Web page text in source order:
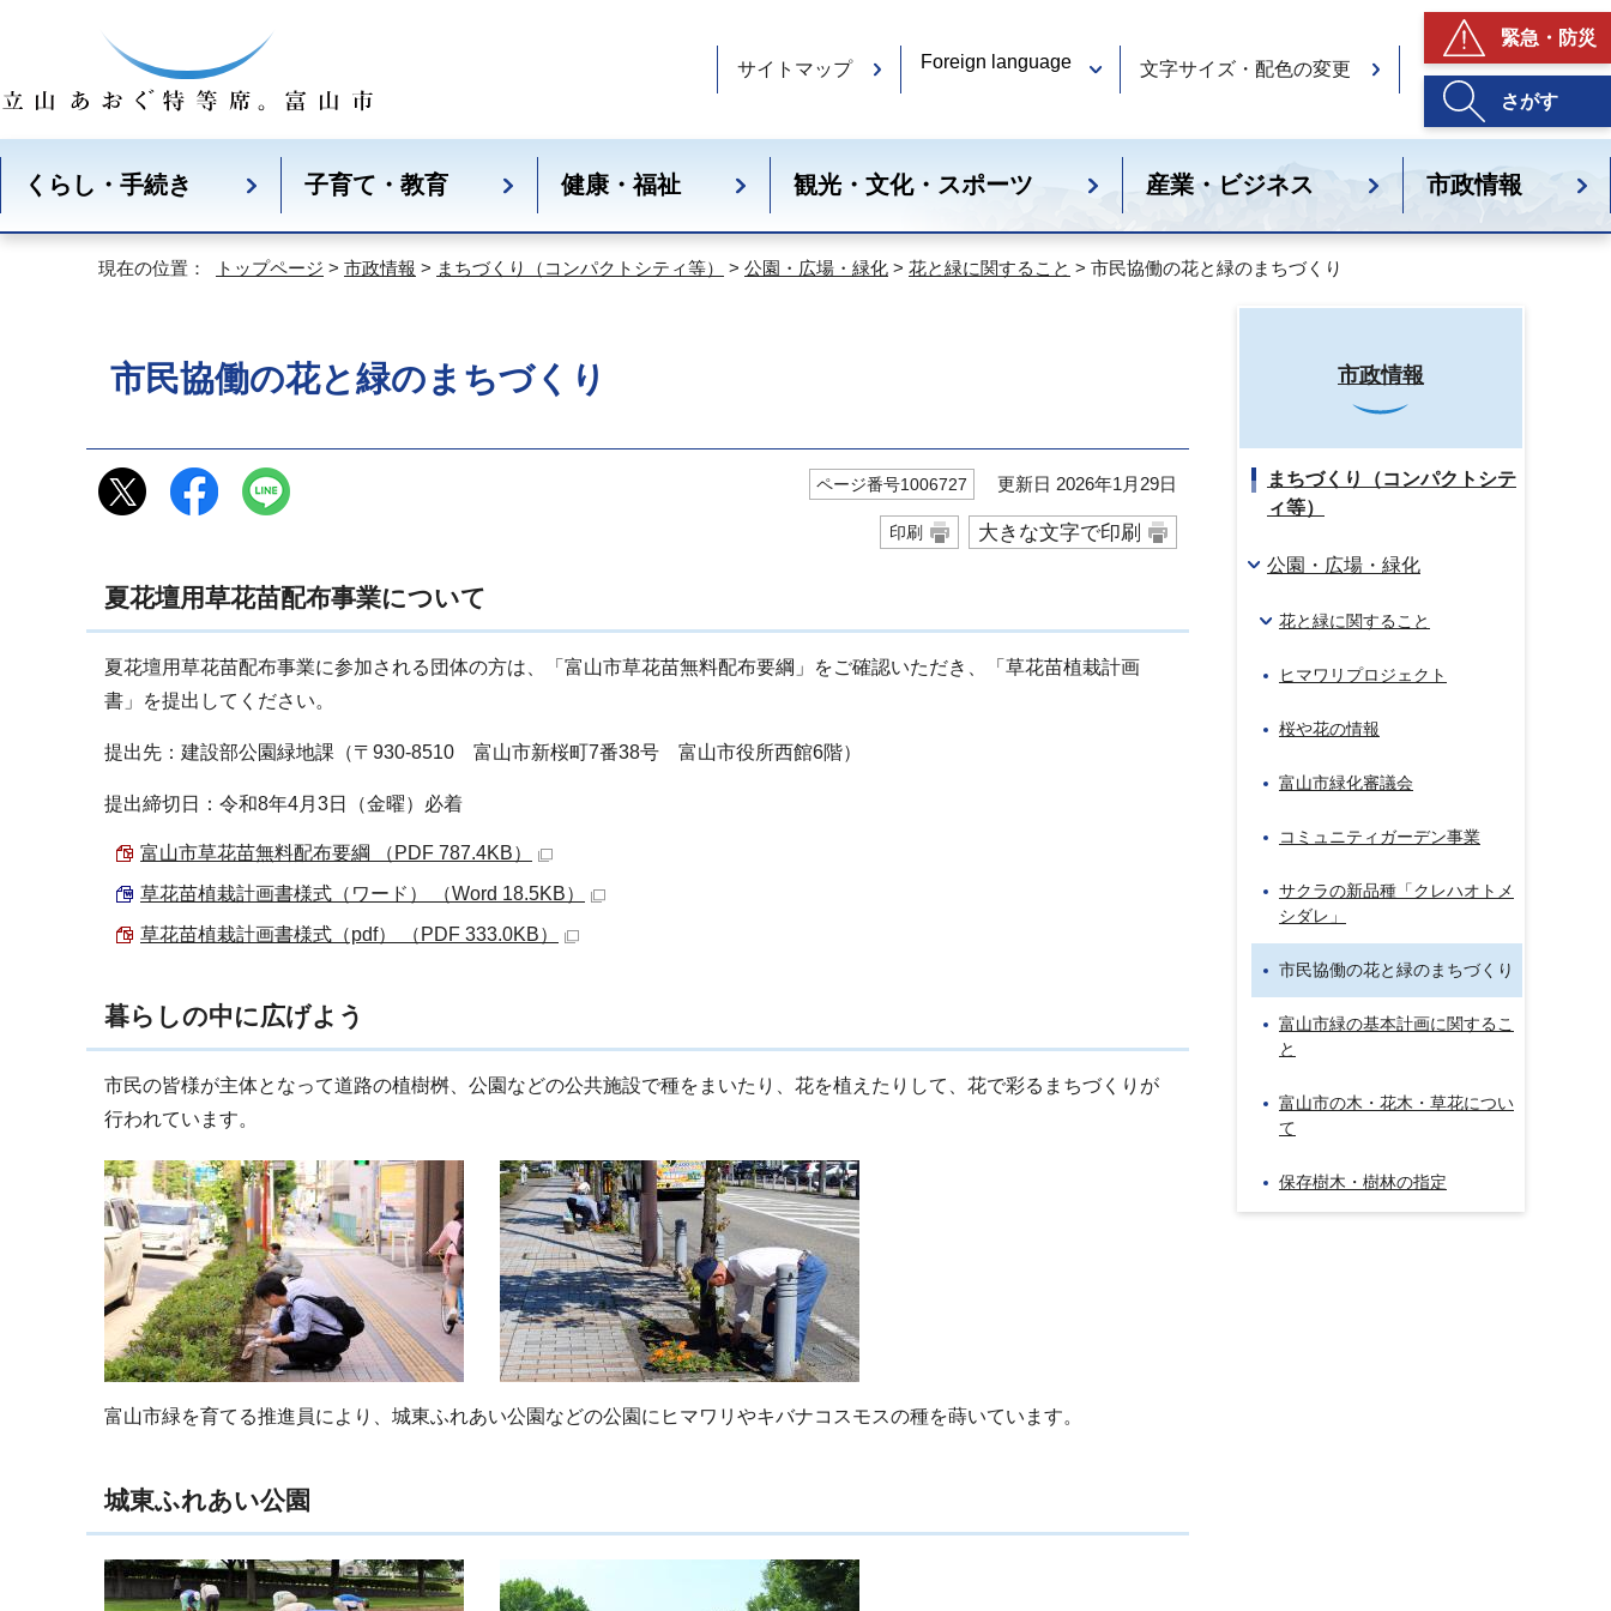
サイトマップ Foreign language 文字サイズ・配色の変更
緊急・防災
さがす
くらし・手続き 子育て・教育 健康・福祉 観光・文化・スポーツ 産業・ビジネス 市政情報
現在の位置： トップページ > 市政情報 > まちづくり（コンパクトシティ等） > 公園・広場・緑化 > 花と緑に関すること > 市民協働の花と緑のまちづくり
市民協働の花と緑のまちづくり
ページ番号1006727 更新日 2026年1月29日
印刷 大きな文字で印刷
夏花壇用草花苗配布事業について
夏花壇用草花苗配布事業に参加される団体の方は、「富山市草花苗無料配布要綱」をご確認いただき、「草花苗植栽計画
書」を提出してください。
提出先：建設部公園緑地課（〒930-8510 富山市新桜町7番38号 富山市役所西館6階）
提出締切日：令和8年4月3日（金曜）必着
富山市草花苗無料配布要綱 （PDF 787.4KB）
草花苗植栽計画書様式（ワード） （Word 18.5KB）
草花苗植栽計画書様式（pdf） （PDF 333.0KB）
暮らしの中に広げよう
市民の皆様が主体となって道路の植樹桝、公園などの公共施設で種をまいたり、花を植えたりして、花で彩るまちづくりが
行われています。
富山市緑を育てる推進員により、城東ふれあい公園などの公園にヒマワリやキバナコスモスの種を蒔いています。
城東ふれあい公園
市政情報
まちづくり（コンパクトシテ
ィ等）
公園・広場・緑化
花と緑に関すること
ヒマワリプロジェクト
桜や花の情報
富山市緑化審議会
コミュニティガーデン事業
サクラの新品種「クレハオトメ
シダレ」
市民協働の花と緑のまちづくり
富山市緑の基本計画に関するこ
と
富山市の木・花木・草花につい
て
保存樹木・樹林の指定